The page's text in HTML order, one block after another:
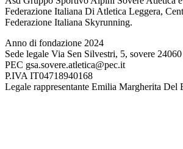
Federazione Italiana Di Atletica Leggera,
Federazione Italiana Skyrunning.
Anno di fondazione 2024
Sede legale Via Sen Silvestri, 5, sovere
PEC gsa.sovere.atletica@pec.it
P.IVA IT04718940168
Legale rappresentante Emilia Margherita Del